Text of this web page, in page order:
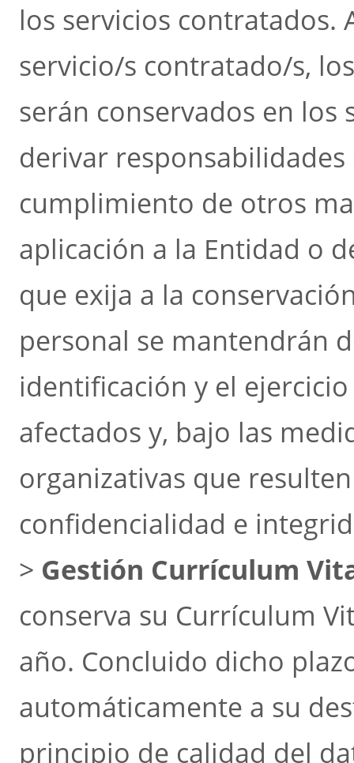
los servicios contratados.
servicio/s contratado/s,
serán conservados en
derivar
cumplimiento de otros
aplicación a la Entidad o
que exija a la
personal se mantendrán
identificación y el
afectados y, bajo las
organizativas que
confidencialidad e
> Gestión Currículum
conserva su Currículum
año. Concluido dicho
automáticamente a su
principio de calidad del